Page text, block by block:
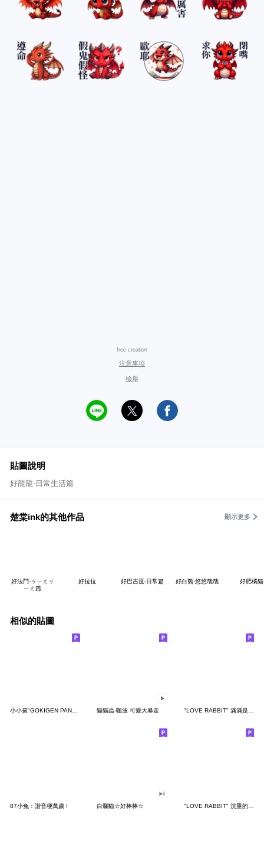
free creation
注意事項
檢舉
貼圖說明
好龍龍-日常生活篇
楚棠ink的其他作品 顯示更多
好法鬥-ㄎㄧㄤㄎ
ㄧㄤ篇
好拉拉 好巴吉度-日常篇 好白熊-悠悠哉哉 好肥橘貓
相似的貼圖
小小孩"GOKIGEN PANDA" 台灣版 貓貓蟲-咖波 可愛大暴走 "LOVE RABBIT" 滿滿是愛 台灣版
87小兔：諧音梗萬歲 ! 白爛貓☆好棒棒☆ "LOVE RABBIT" 沈重的愛 台灣版